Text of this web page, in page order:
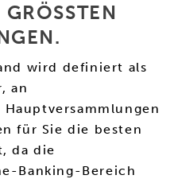
K
wird definiert als
an
für Sie die besten
da die
Banking-Bereich